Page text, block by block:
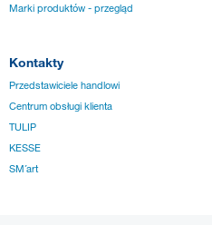
Marki produktów - przegląd
Kontakty
Przedstawiciele handlowi
Centrum obsługi klienta
TULIP
KESSE
SM´art